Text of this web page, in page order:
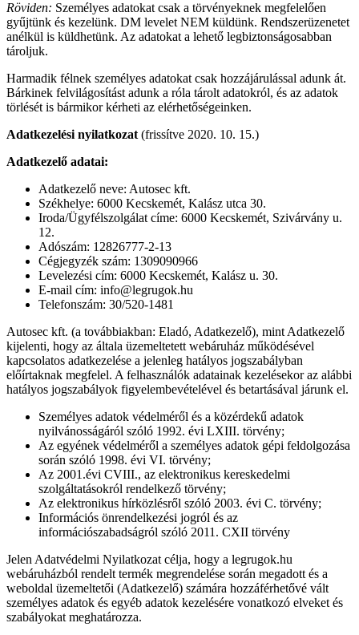
Röviden: Személyes adatokat csak a törvényeknek megfelelően
gyűjtünk és kezelünk. DM levelet NEM küldünk. Rendszerüzenetet
anélkül is küldhetünk. Az adatokat a lehető legbiztonságosabban
tároljuk.
Harmadik félnek személyes adatokat csak hozzájárulással adunk át.
Bárkinek felvilágosítást adunk a róla tárolt adatokról, és az adatok
törlését is bármikor kérheti az elérhetőségeinken.
Adatkezelési nyilatkozat (frissítve 2020. 10. 15.)
Adatkezelő adatai:
Adatkezelő neve: Autosec kft.
Székhelye: 6000 Kecskemét, Kalász utca 30.
Iroda/Ügyfélszolgálat címe: 6000 Kecskemét, Szivárvány u.
12.
Adószám: 12826777-2-13
Cégjegyzék szám: 1309090966
Levelezési cím: 6000 Kecskemét, Kalász u. 30.
E-mail cím: info@legrugok.hu
Telefonszám: 30/520-1481
Autosec kft. (a továbbiakban: Eladó, Adatkezelő), mint Adatkezelő
kijelenti, hogy az általa üzemeltetett webáruház működésével
kapcsolatos adatkezelése a jelenleg hatályos jogszabályban
előírtaknak megfelel. A felhasználók adatainak kezelésekor az alábbi
hatályos jogszabályok figyelembevételével és betartásával járunk el.
Személyes adatok védelméről és a közérdekű adatok
nyilvánosságáról szóló 1992. évi LXIII. törvény;
Az egyének védelméről a személyes adatok gépi feldolgozása
során szóló 1998. évi VI. törvény;
Az 2001.évi CVIII., az elektronikus kereskedelmi
szolgáltatásokról rendelkező törvény;
Az elektronikus hírközlésről szóló 2003. évi C. törvény;
Információs önrendelkezési jogról és az
információszabadságról szóló 2011. CXII törvény
Jelen Adatvédelmi Nyilatkozat célja, hogy a legrugok.hu
webáruházból rendelt termék megrendelése során megadott és a
weboldal üzemeltetői (Adatkezelő) számára hozzáférhetővé vált
személyes adatok és egyéb adatok kezelésére vonatkozó elveket és
szabályokat meghatározza.